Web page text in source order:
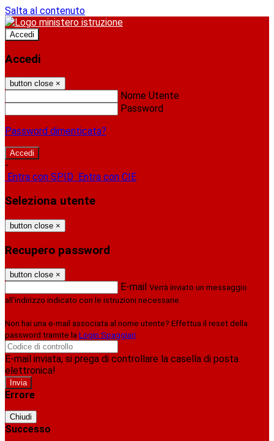
Salta al contenuto
Accedi
Accedi
button close ×
Nome Utente
Password
Password dimenticata?
-
Entra con SPID Entra con CIE
Seleziona utente
button close ×
Recupero password
button close ×
E-mail Verrà inviato un messaggio
all'indirizzo indicato con le istruzioni necessarie.
Non hai una e-mail associata al nome utente? Effettua il reset della
password tramite la Login Spaggiari
E-mail inviata, si prega di controllare la casella di posta
elettronica!
Errore
Chiudi
Successo